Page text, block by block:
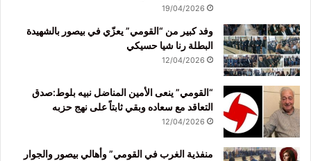
19/04/2026
وفد كبير من “القومي” يعزّي في بيصور بالشهيدة
البطلة رنا شيا حسيكي
12/04/2026
“القومي” ينعى الأمين المناضل نبيه بلوط:صدق
التعاقد مع سعاده وبقي ثابتاً على نهج حزبه
12/04/2026
منفذية الغرب في القومي” وأهالي بيصور والجوار